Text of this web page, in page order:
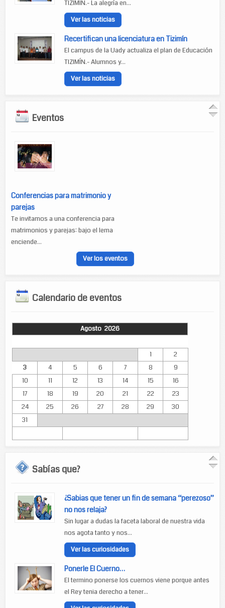
TIZIMÍN.- La alegría en...
Ver las noticias
Recertifican una licenciatura en Tizimín
El campus de la Uady actualiza el plan de Educación
TIZIMÍN.- Alumnos y...
Ver las noticias
Eventos
Conferencias para matrimonio y
parejas
Te invitamos a una conferencia para
matrimonios y parejas: bajo el lema
enciende...
Ver los eventos
Calendario de eventos
Agosto 2026
1
2
3
4 5 6 7 8
9
10
11 12 13 14 15
16
17
18 19 20 21 22
23
24
25 26 27 28 29
30
31
Sabías que?
¿Sabias que tener un fin de semana “perezoso”
no nos relaja?
Sin lugar a dudas la faceta laboral de nuestra vida
nos agota tanto y nos...
Ver las curiosidades
Ponerle El Cuerno…
El termino ponerse los cuernos viene porque antes
el Rey tenia derecho a tener...